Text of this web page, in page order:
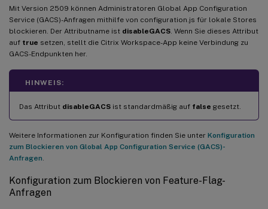
Mit Version 2509 können Administratoren Global App Configuration
Service (GACS)-Anfragen mithilfe von configuration.js für lokale Stores
blockieren. Der Attributname ist disableGACS . Wenn Sie dieses Attribut
auf true setzen, stellt die Citrix Workspace-App keine Verbindung zu
GACS-Endpunkten her.
HINWEIS:
Das Attribut disableGACS ist standardmäßig auf false gesetzt.
Weitere Informationen zur Konfiguration finden Sie unter Konfiguration
zum Blockieren von Global App Configuration Service (GACS)-
Anfragen
Konfiguration zum Blockieren von Feature-Flag-
Anfragen